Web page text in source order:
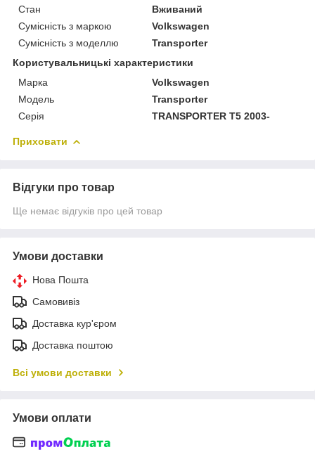
Стан
Вживаний
Сумісність з маркою
Volkswagen
Сумісність з моделлю
Transporter
Користувальницькі характеристики
Марка
Volkswagen
Модель
Transporter
Серія
TRANSPORTER T5 2003-
Приховати
Відгуки про товар
Ще немає відгуків про цей товар
Умови доставки
Нова Пошта
Самовивіз
Доставка кур'єром
Доставка поштою
Всі умови доставки
Умови оплати